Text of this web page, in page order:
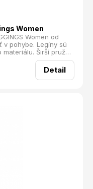
Women
Women od
v pohybe. Legíny sú
Širší pružný
neobmedzuje v
voľný čas alebo
materiál priedušné
10% Elastan
Detail